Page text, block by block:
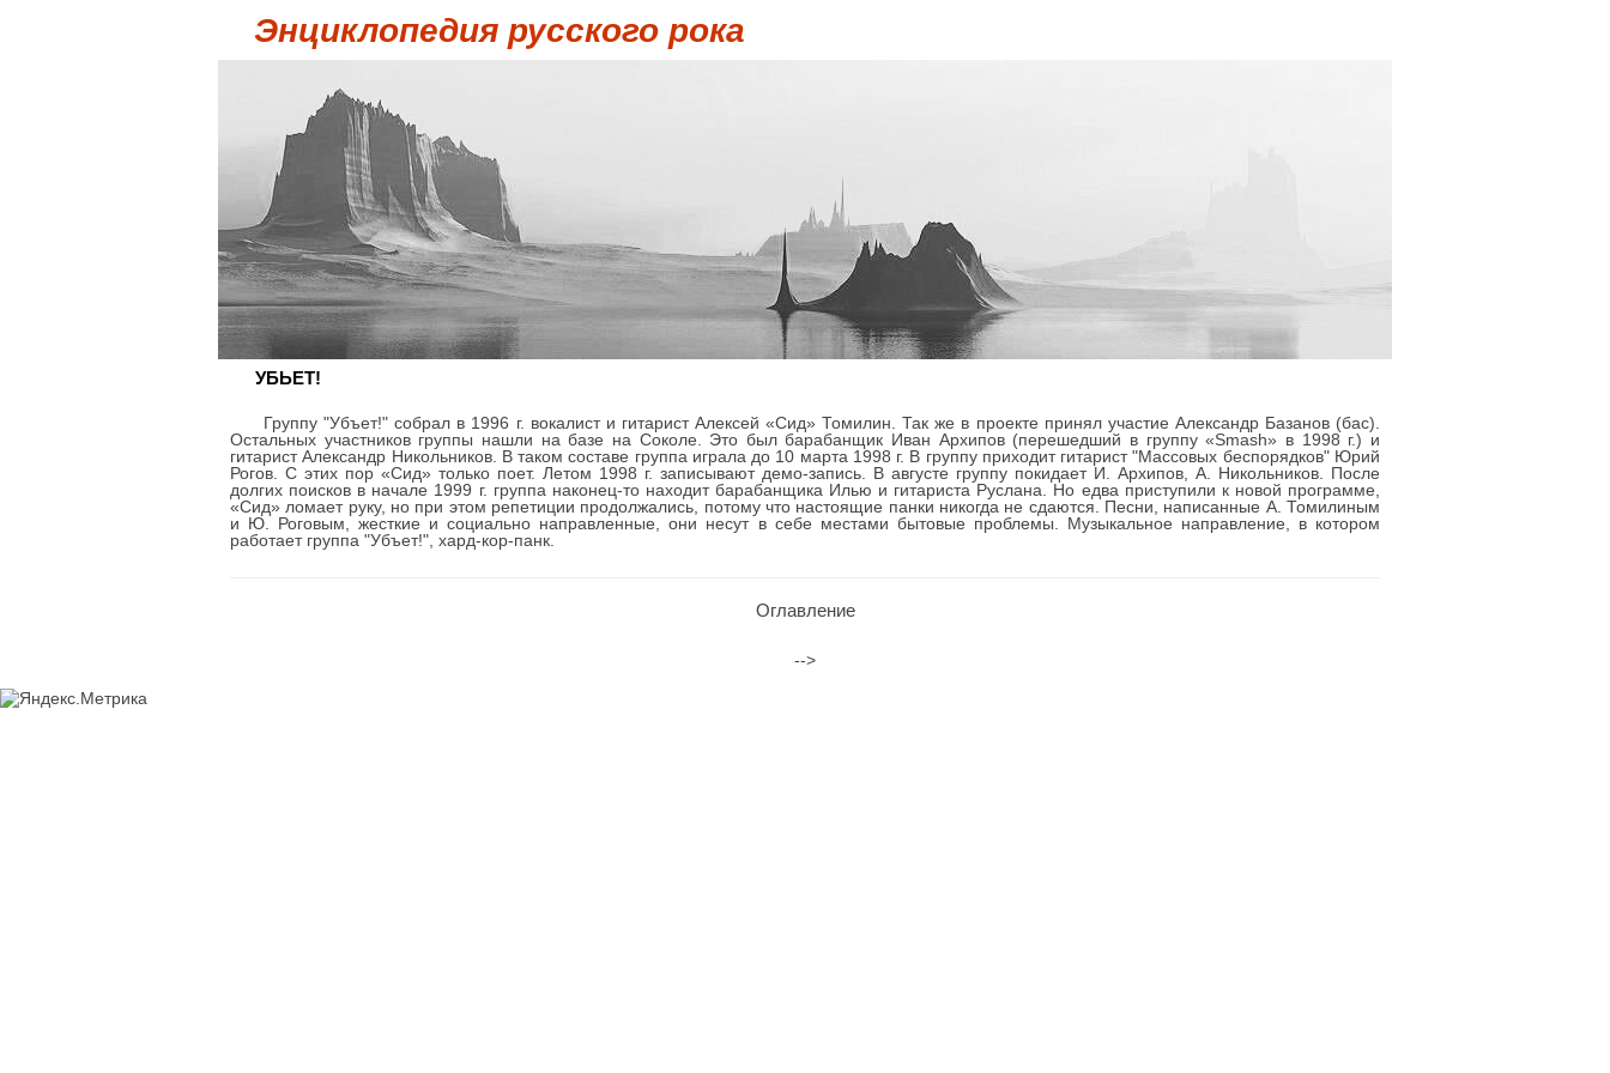
Энциклопедия русского рока
УБЬЕТ!
Группу "Убъет!" собрал в 1996 г. вокалист и гитарист Алексей «Сид» Томилин. Так же в проекте принял участие Александр Базанов (бас).
Остальных участников группы нашли на базе на Соколе. Это был барабанщик Иван Архипов (перешедший в группу «Smash» в 1998 г.) и
гитарист Александр Никольников. В таком составе группа играла до 10 марта 1998 г. В группу приходит гитарист "Массовых беспорядков" Юрий
Рогов. С этих пор «Сид» только поет. Летом 1998 г. записывают демо-запись. В августе группу покидает И. Архипов, А. Никольников. После
долгих поисков в начале 1999 г. группа наконец-то находит барабанщика Илью и гитариста Руслана. Но едва приступили к новой программе,
«Сид» ломает руку, но при этом репетиции продолжались, потому что настоящие панки никогда не сдаются. Песни, написанные А. Томилиным
и Ю. Роговым, жесткие и социально направленные, они несут в себе местами бытовые проблемы. Музыкальное направление, в котором
работает группа "Убъет!", хард-кор-панк.
Оглавление
-->